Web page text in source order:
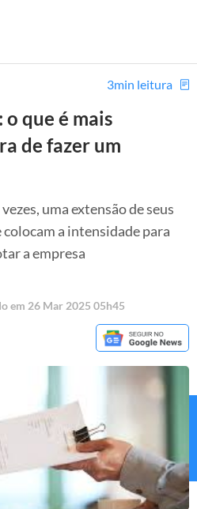
3min leitura
o que é mais
de fazer um
uma extensão de seus
a intensidade para
a empresa
em 26 Mar 2025 05h45